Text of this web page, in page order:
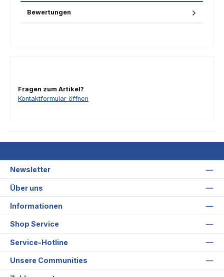
Bewertungen
Fragen zum Artikel?
Kontaktformular öffnen
Newsletter
Über uns
Informationen
Shop Service
Service-Hotline
Unsere Communities